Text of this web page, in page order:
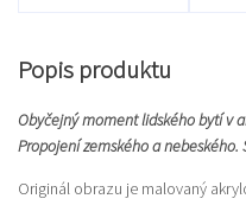
Popis produktu
Obyčejný moment lidského bytí v
Propojení zemského a
Originál obrazu je malovaný